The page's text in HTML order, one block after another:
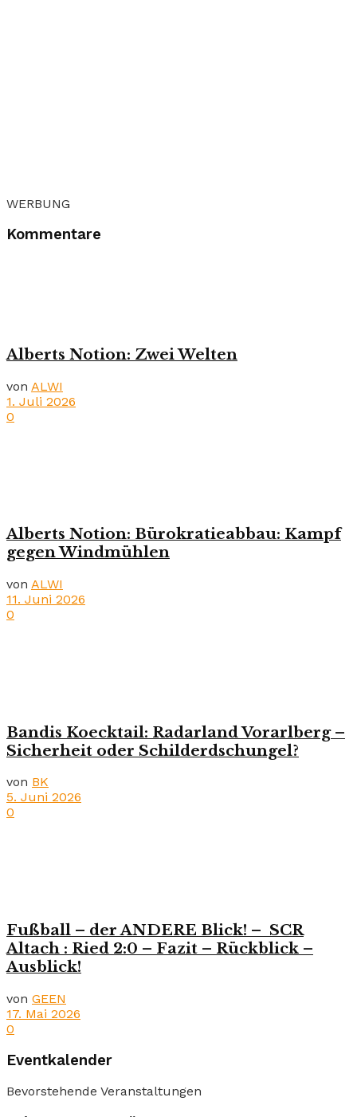
WERBUNG
Kommentare
Alberts Notion: Zwei Welten
von ALWI
1. Juli 2026
0
Alberts Notion: Bürokratieabbau: Kampf
gegen Windmühlen
von ALWI
11. Juni 2026
0
Bandis Koecktail: Radarland Vorarlberg –
Sicherheit oder Schilderdschungel?
von BK
5. Juni 2026
0
Fußball – der ANDERE Blick! – SCR
Altach : Ried 2:0 – Fazit – Rückblick –
Ausblick!
von GEEN
17. Mai 2026
0
Eventkalender
Bevorstehende Veranstaltungen